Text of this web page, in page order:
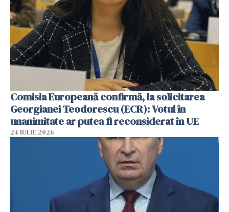
Comisia Europeană confirmă, la solicitarea
Georgianei Teodorescu (ECR): Votul în
unanimitate ar putea fi reconsiderat în UE
24 IULIE 2026